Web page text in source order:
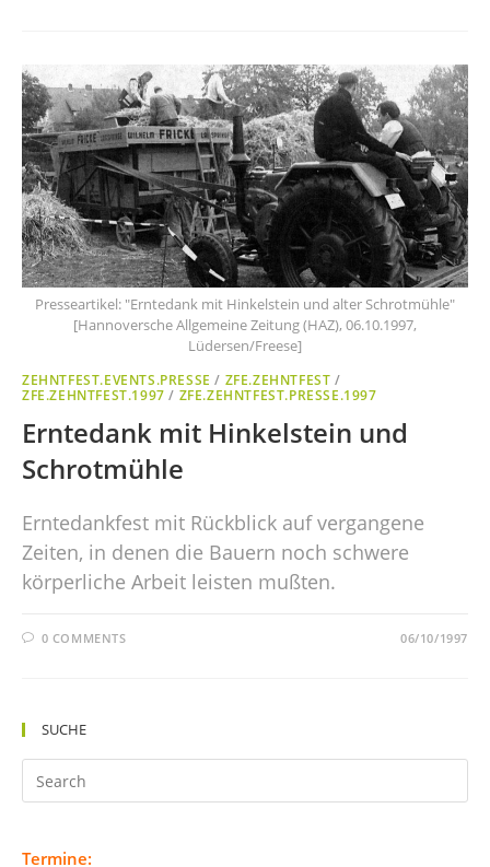
Presseartikel: "Erntedank mit Hinkelstein und alter Schrotmühle"
[Hannoversche Allgemeine Zeitung (HAZ), 06.10.1997,
Lüdersen/Freese]
ZEHNTFEST.EVENTS.PRESSE / ZFE.ZEHNTFEST /
ZFE.ZEHNTFEST.1997 / ZFE.ZEHNTFEST.PRESSE.1997
Erntedank mit Hinkelstein und
Schrotmühle
Erntedankfest mit Rückblick auf vergangene
Zeiten, in denen die Bauern noch schwere
körperliche Arbeit leisten mußten.
0 COMMENTS 06/10/1997
SUCHE
Termine: